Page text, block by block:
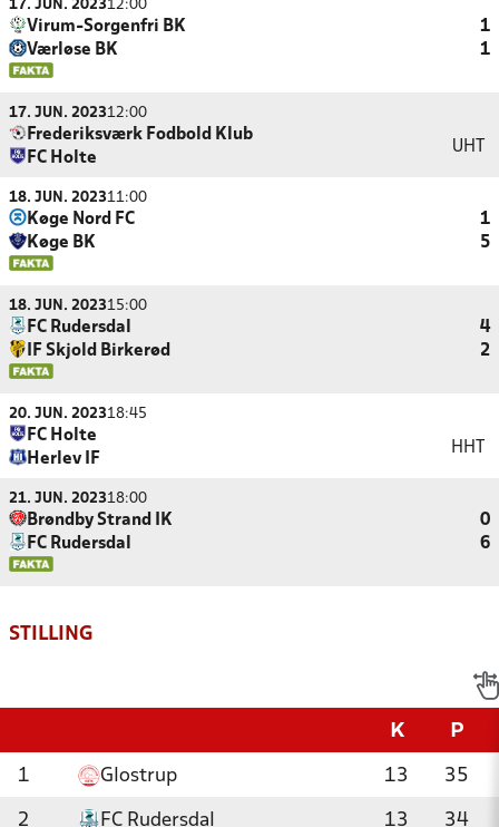
17. JUN. 202312:00
Virum-Sorgenfri BK
1
Værløse BK
1
17. JUN. 202312:00
Frederiksværk Fodbold Klub
FC Holte
UHT
18. JUN. 202311:00
Køge Nord FC
1
Køge BK
5
18. JUN. 202315:00
FC Rudersdal
4
IF Skjold Birkerød
2
20. JUN. 202318:45
FC Holte
Herlev IF
HHT
21. JUN. 202318:00
Brøndby Strand IK
0
FC Rudersdal
6
STILLING
K P
1 Glostrup 13 35
2 FC Rudersdal 13 34